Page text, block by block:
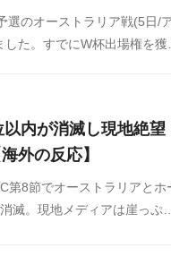
選のオーストラリア戦(5日/
た。すでにW杯出場権を獲
内が消滅し現地絶望
外の反応】
第8節でオーストラリアとホ
滅。現地メディアは崖っぷ